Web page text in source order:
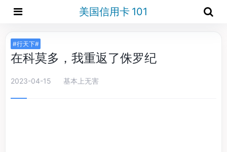
美国信用卡 101
#行天下#
在科莫多，我重返了侏罗纪
2023-04-15 基本上无害